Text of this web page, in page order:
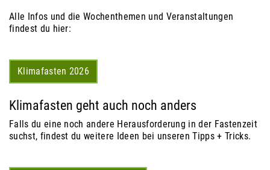
Alle Infos und die Wochenthemen und Veranstaltungen
findest du hier:
Klimafasten 2026
Klimafasten geht auch noch anders
Falls du eine noch andere Herausforderung in der Fastenzeit
suchst, findest du weitere Ideen bei unseren Tipps + Tricks.